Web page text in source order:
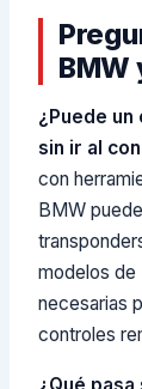
BMW
¿Puede
sin ir al
con
BMW
modelos de
necesarias
controles